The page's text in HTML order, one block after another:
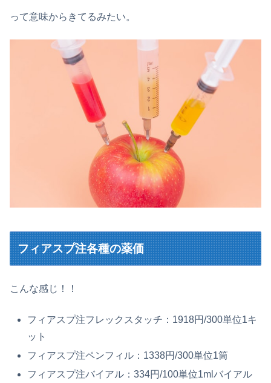
って意味からきてるみたい。
フィアスプ注各種の薬価
こんな感じ！！
フィアスプ注フレックスタッチ：1918円/300単位1キ
ット
フィアスプ注ペンフィル：1338円/300単位1筒
フィアスプ注バイアル：334円/100単位1mlバイアル